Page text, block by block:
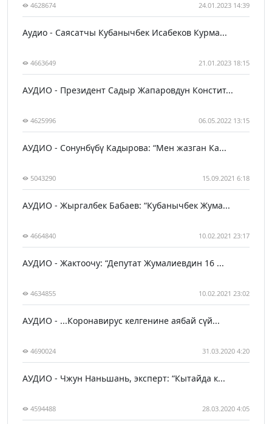
4628674 24.01.2023 14:39
Аудио - Саясатчы Кубанычбек Исабеков Курма...
4663649 21.01.2023 18:15
АУДИО - Президент Садыр Жапаровдун Констит...
4625996 06.05.2022 13:15
АУДИО - Сонунбүбү Кадырова: “Мен жазган Ка...
5043290 15.09.2021 6:18
АУДИО - Жыргалбек Бабаев: “Кубанычбек Жума...
4664840 10.02.2021 23:17
АУДИО - Жактоочу: “Депутат Жумалиевдин 16 ...
4634855 10.02.2021 23:02
АУДИО - ...Коронавирус келгенине аябай сүй...
4690024 31.03.2020 4:20
АУДИО - Чжун Наньшань, эксперт: “Кытайда к...
4594488 28.03.2020 4:05